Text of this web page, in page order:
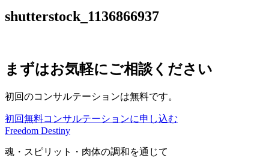
shutterstock_1136866937
まずはお気軽にご相談ください
初回のコンサルテーションは無料です。
初回無料コンサルテーションに申し込む
Freedom Destiny
魂・スピリット・肉体の調和を通じて